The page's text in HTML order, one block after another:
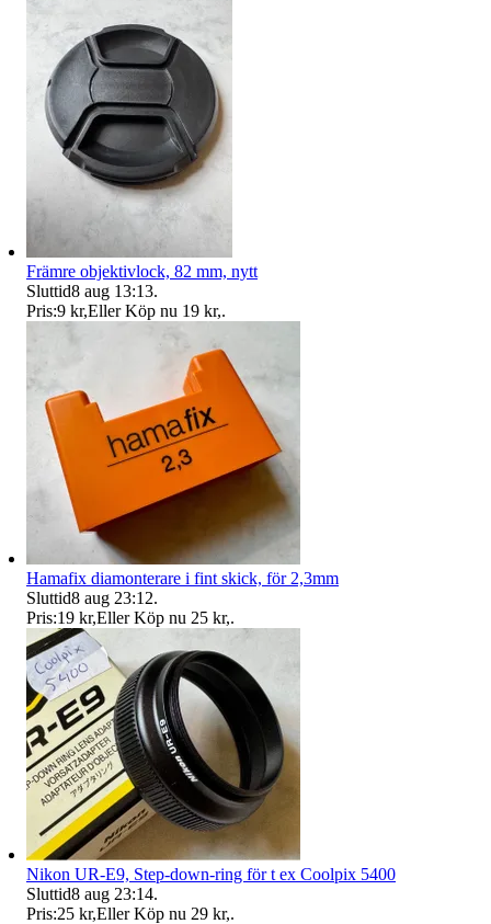
Främre objektivlock, 82 mm, nytt
Sluttid8 aug 13:13.
Pris:9 kr,Eller Köp nu 19 kr,.
Hamafix diamonterare i fint skick, för 2,3mm
Sluttid8 aug 23:12.
Pris:19 kr,Eller Köp nu 25 kr,.
Nikon UR-E9, Step-down-ring för t ex Coolpix 5400
Sluttid8 aug 23:14.
Pris:25 kr,Eller Köp nu 29 kr,.